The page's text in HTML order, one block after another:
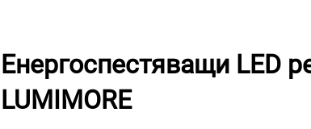
Енергоспестяващи LED
LUMIMORE